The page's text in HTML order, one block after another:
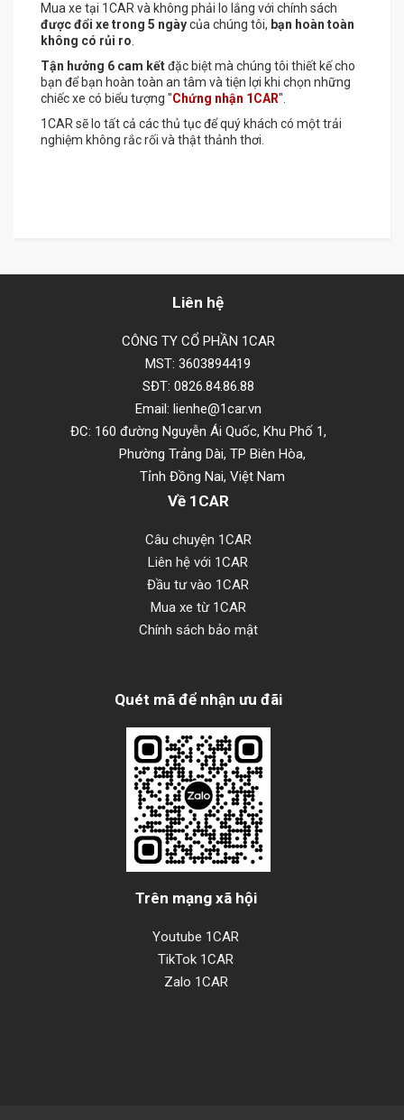
Mua xe tại 1CAR và không phải lo lắng với chính sách
được đổi xe trong 5 ngàycủa chúng tôi, bạn hoàn toàn
không có rủi ro
Tận hưởng 6 cam kếtđặc biệt mà chúng tôi thiết kế cho
bạn để bạn hoàn toàn an tâm và tiện lợi khi chọn những
chiếc xe có biểu tượng "Chứng nhận 1CAR".
1CAR sẽ lo tất cả các thủ tục để quý khách có một trải
nghiệm không rắc rối và thật thảnh thơi.
Liên hệ
CÔNG TY CỔ PHẦN 1CAR
MST: 3603894419
SĐT: 0826.84.86.88
Email: lienhe@1car.vn
ĐC: 160 đường Nguyễn Ái Quốc, Khu Phố 1,
Phường Trảng Dài, TP Biên Hòa,
Tỉnh Đồng Nai, Việt Nam
Về 1CAR
Câu chuyện 1CAR
Liên hệ với 1CAR
Đầu tư vào 1CAR
Mua xe từ 1CAR
Chính sách bảo mật
Quét mã để nhận ưu đãi
Trên mạng xã hội
Youtube 1CAR
TikTok 1CAR
Zalo 1CAR